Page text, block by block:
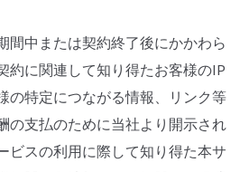
間中または契約終了後にかかわら
約に関連して知り得たお客様のIP
の特定につながる情報、リンク等
の支払のために当社より開示され
ビスの利用に際して知り得た本サ